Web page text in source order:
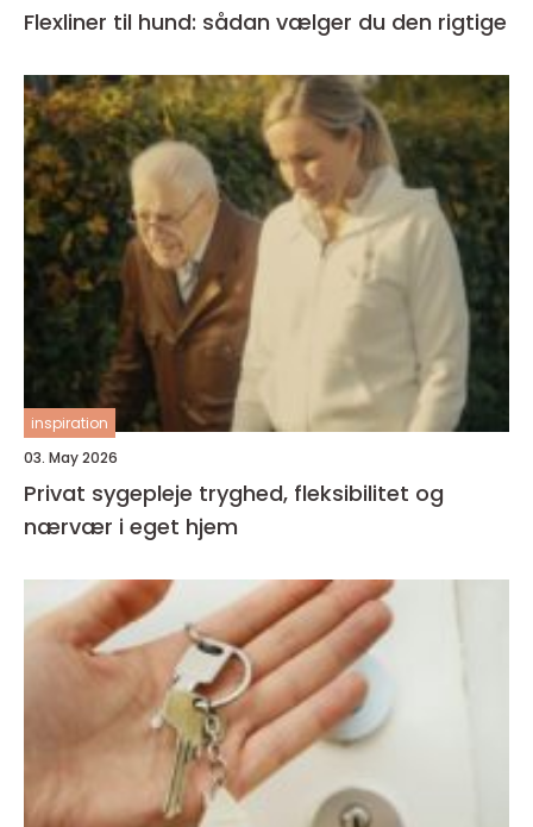
Flexliner til hund: sådan vælger du den rigtige
inspiration
03. May 2026
Privat sygepleje tryghed, fleksibilitet og
nærvær i eget hjem